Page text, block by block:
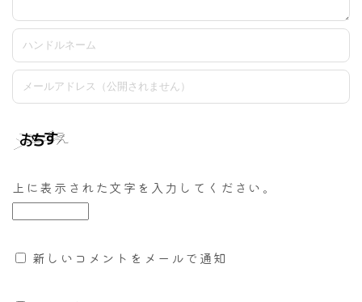
上に表示された文字を入力してください。
新しいコメントをメールで通知